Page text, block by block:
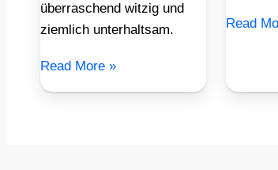
überraschend witzig und
ziemlich unterhaltsam.
Read More »
Read